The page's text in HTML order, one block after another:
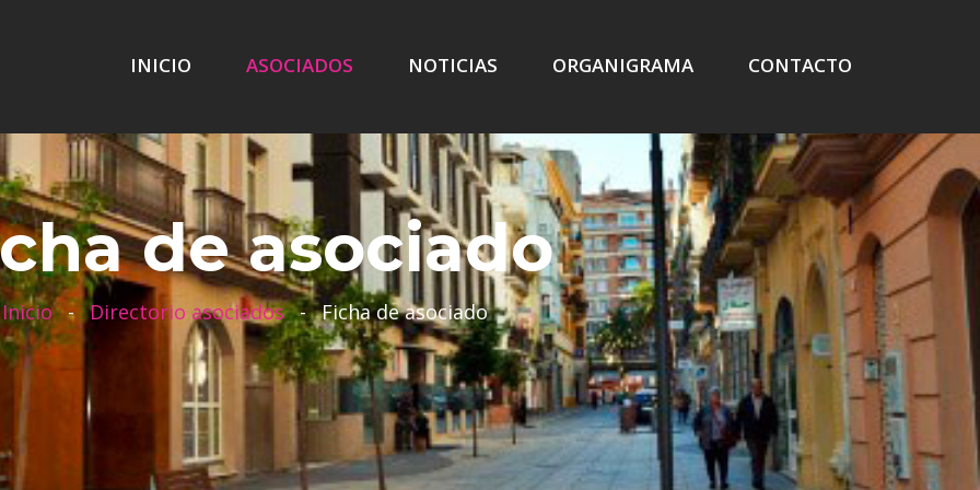
INICIO ASOCIADOS NOTICIAS ORGANIGRAMA CONTACTO
de asociado
Inicio - Directorio asociados - Ficha de asociado